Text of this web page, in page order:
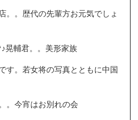
。。歴代の先輩方お元気でしょ
晃輔君。。美形家族
す。若女将の写真とともに中国
。今宵はお別れの会